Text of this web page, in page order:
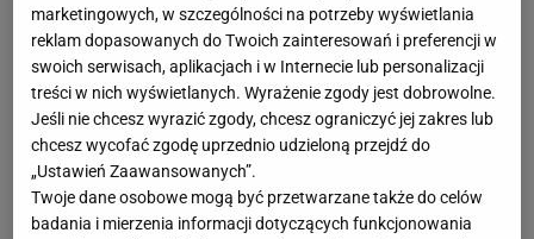
Popularny streamer stracił 60 tysięcy złotych. To
efekt podjęcia próby otwarcia rzadkiej kapsuły z
naklejkami, która została dodana do Counter-Strike:
Global Offensive w ramach celebracjiturniejuEMS
One Katowice 2014. Pośród możliwych do zdobycia,
wartych kilkaset dolarów przedmiotów znajduje się
sticker nawiązujący do Team Titans. Jego cena
marketingowych, w szczególności na potrzeby wyświetlania
reklam dopasowanych do Twoich zainteresowań i preferencji w
swoich serwisach, aplikacjach i w Internecie lub personalizacji
treści w nich wyświetlanych. Wyrażenie zgody jest dobrowolne.
Jeśli nie chcesz wyrazić zgody, chcesz ograniczyć jej zakres lub
chcesz wycofać zgodę uprzednio udzieloną przejdź do
„Ustawień Zaawansowanych”.
Twoje dane osobowe mogą być przetwarzane także do celów
badania i mierzenia informacji dotyczących funkcjonowania